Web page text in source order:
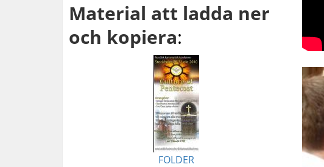
Material att ladda ner
och kopiera:
FOLDER